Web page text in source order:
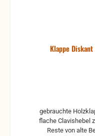
Klappe
gebrauchte Holzklappe
flache Clavishebel zum Kleben ohne Klappenbelag,
Reste von alte